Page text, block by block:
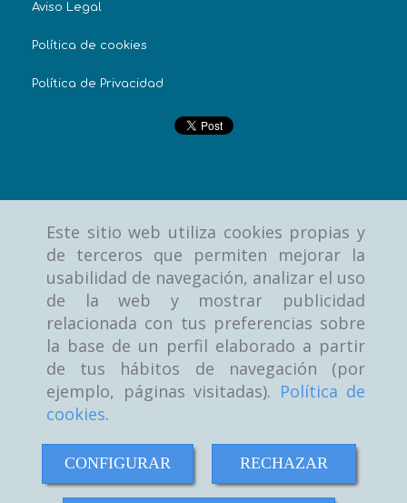
Este sitio web utiliza cookies propias y
de terceros que permiten mejorar la
usabilidad de navegación, analizar el uso
de la web y mostrar publicidad
relacionada con tus preferencias sobre
la base de un perfil elaborado a partir
de tus hábitos de navegación (por
ejemplo, páginas visitadas). Política de
cookies.
CONFIGURAR RECHAZAR
Aviso Legal
Política de cookies
Política de Privacidad